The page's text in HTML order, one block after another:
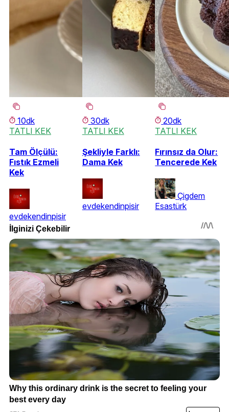
10dk
TATLI KEK
Tam Ölçülü:
Fıstık Ezmeli
Kek
evdekendinpisir
30dk
TATLI KEK
Şekliyle Farklı:
Dama Kek
evdekendinpisir
20dk
TATLI KEK
Fırınsız da Olur:
Tencerede Kek
Çigdem
Esastürk